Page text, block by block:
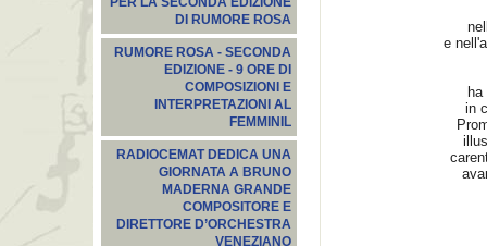
DI RUMORE ROSA
RUMORE ROSA - SECONDA
EDIZIONE - 9 ORE DI
COMPOSIZIONI E
INTERPRETAZIONI AL
FEMMINIL
RADIOCEMAT DEDICA UNA
GIORNATA A BRUNO
MADERNA GRANDE
COMPOSITORE E
DIRETTORE D’ORCHESTRA
VENEZIANO
e
in